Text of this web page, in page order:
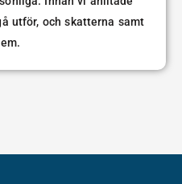
utför, och skatterna samt